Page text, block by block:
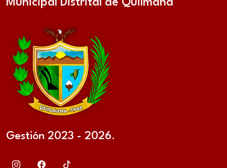
Municipal Distrital de Quilmaná
Gestión 2023 - 2026.